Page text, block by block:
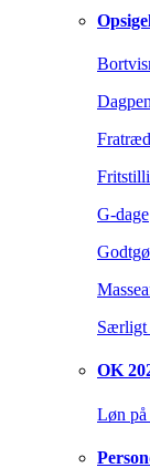
G-dage
Særligt
OK
Løn på